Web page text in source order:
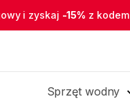
i zyskaj -15% z kodem
Sprzęt wodny